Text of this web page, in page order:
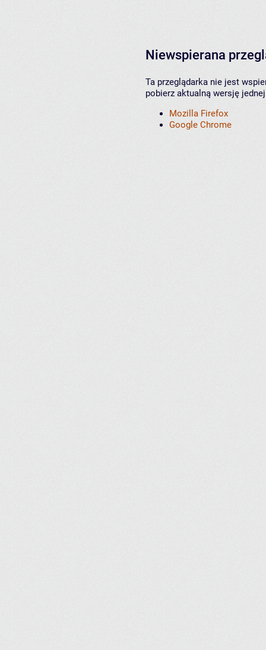
Niewspierana
Ta przeglądarka nie jest
pobierz aktualną wersję
Mozilla Firefox
Google Chrome